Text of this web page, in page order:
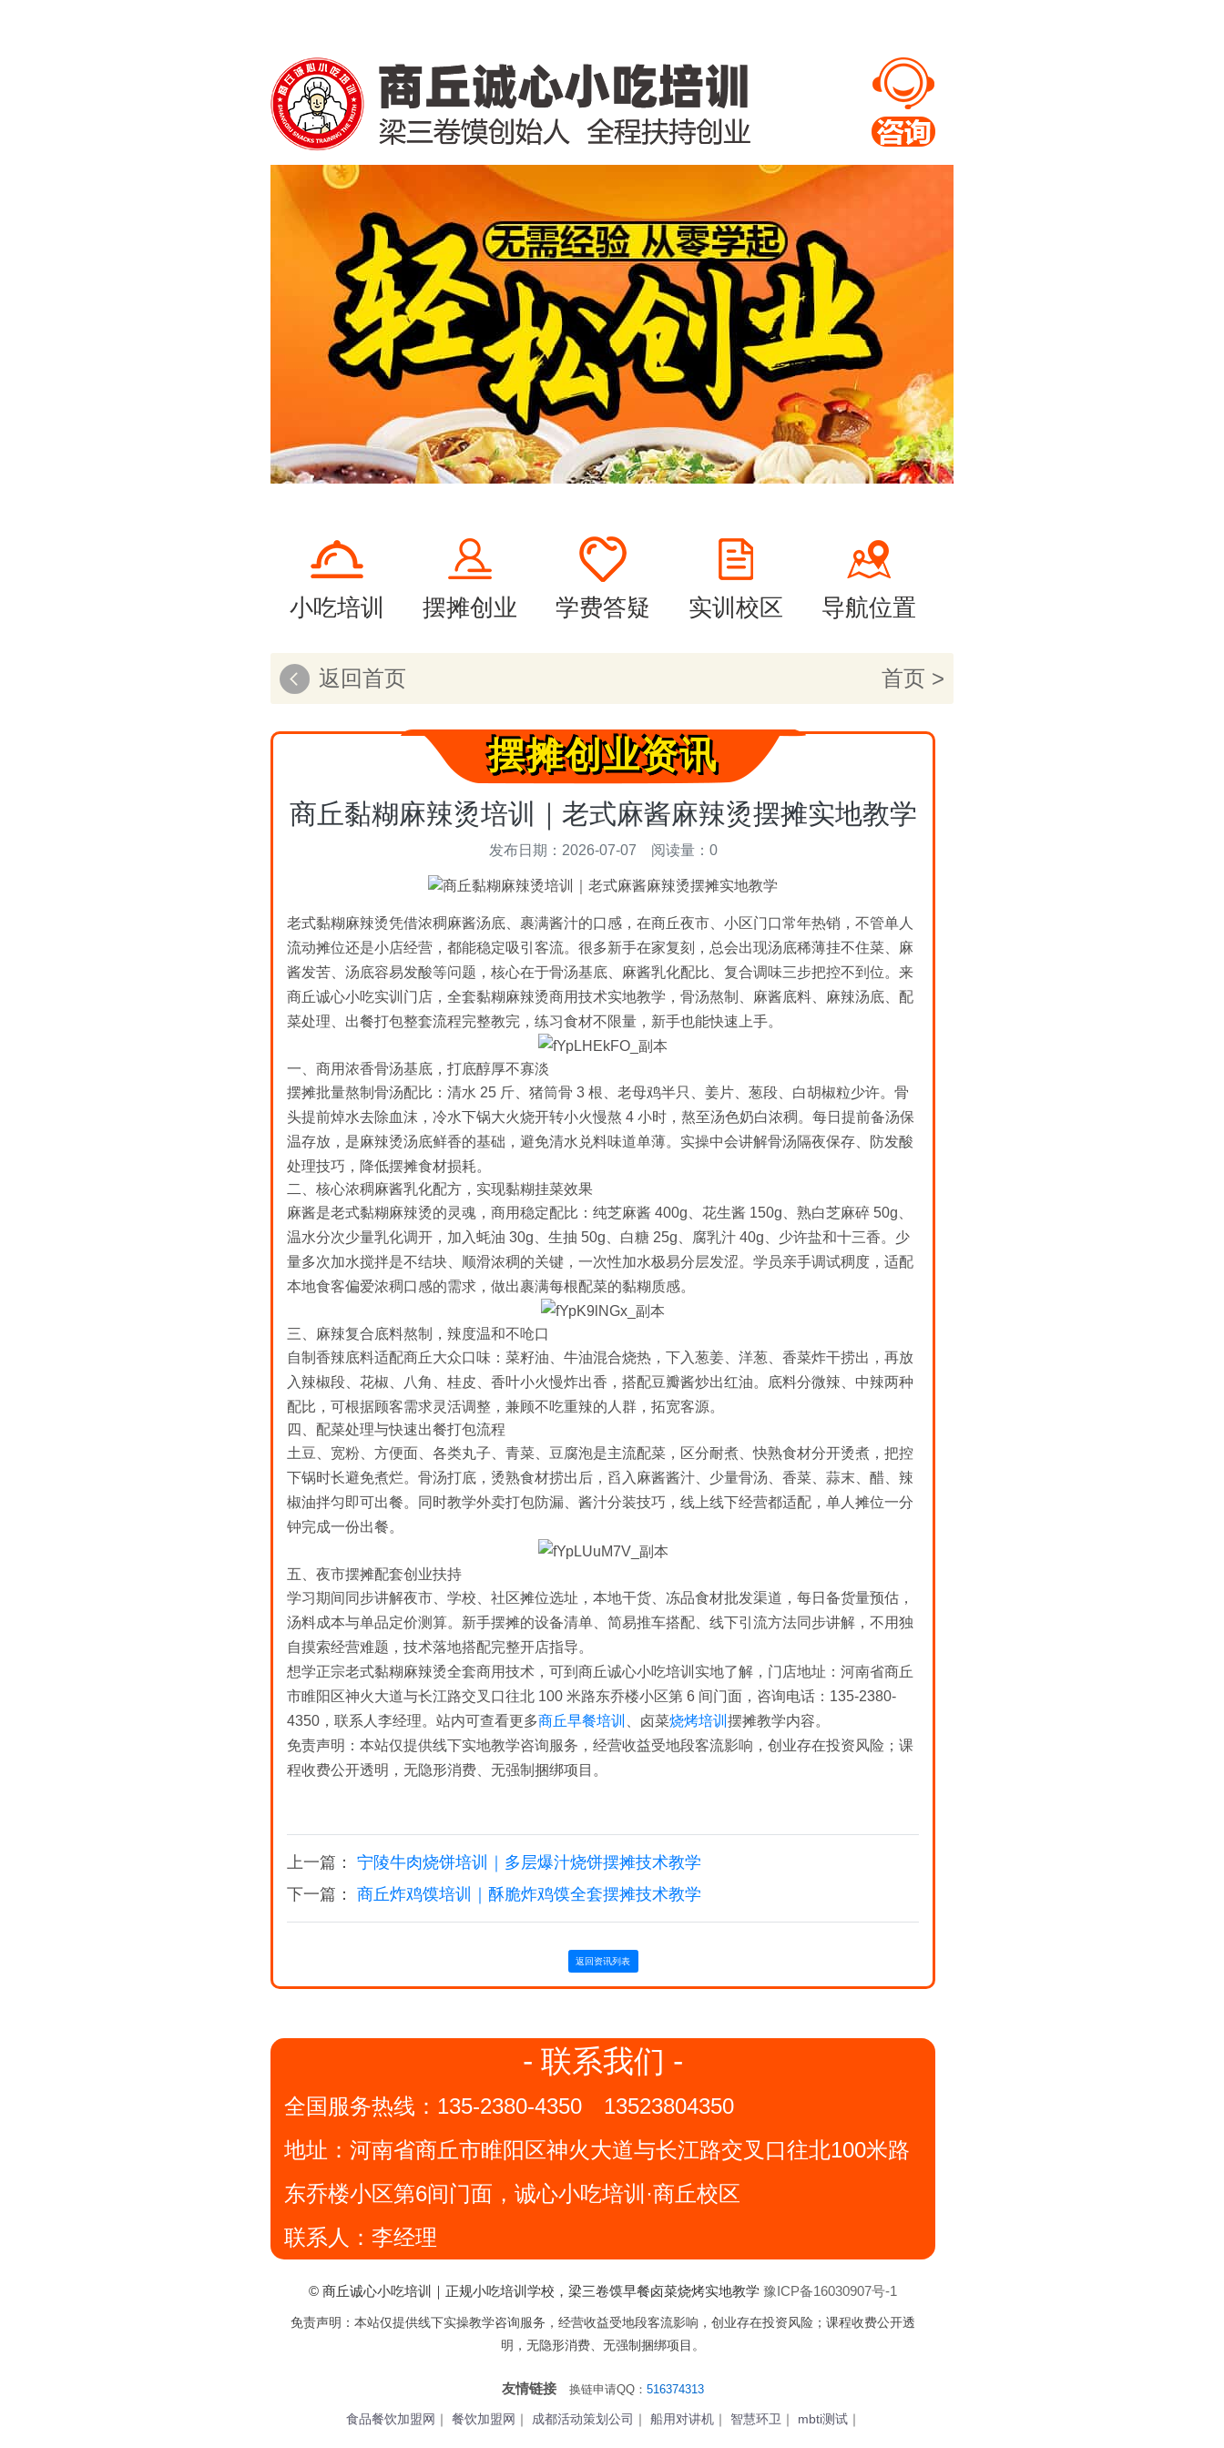
小吃培训 摆摊创业 学费答疑 实训校区 导航位置
返回首页 首页 >
摆摊创业资讯
商丘黏糊麻辣烫培训｜老式麻酱麻辣烫摆摊实地教学
发布日期：2026-07-07 阅读量：0
老式黏糊麻辣烫凭借浓稠麻酱汤底、裹满酱汁的口感，在商丘夜市、小区门口常年热销，不管单人
流动摊位还是小店经营，都能稳定吸引客流。很多新手在家复刻，总会出现汤底稀薄挂不住菜、麻
酱发苦、汤底容易发酸等问题，核心在于骨汤基底、麻酱乳化配比、复合调味三步把控不到位。来
商丘诚心小吃实训门店，全套黏糊麻辣烫商用技术实地教学，骨汤熬制、麻酱底料、麻辣汤底、配
菜处理、出餐打包整套流程完整教完，练习食材不限量，新手也能快速上手。
一、商用浓香骨汤基底，打底醇厚不寡淡
摆摊批量熬制骨汤配比：清水 25 斤、猪筒骨 3 根、老母鸡半只、姜片、葱段、白胡椒粒少许。骨
头提前焯水去除血沫，冷水下锅大火烧开转小火慢熬 4 小时，熬至汤色奶白浓稠。每日提前备汤保
温存放，是麻辣烫汤底鲜香的基础，避免清水兑料味道单薄。实操中会讲解骨汤隔夜保存、防发酸
处理技巧，降低摆摊食材损耗。
二、核心浓稠麻酱乳化配方，实现黏糊挂菜效果
麻酱是老式黏糊麻辣烫的灵魂，商用稳定配比：纯芝麻酱 400g、花生酱 150g、熟白芝麻碎 50g、
温水分次少量乳化调开，加入蚝油 30g、生抽 50g、白糖 25g、腐乳汁 40g、少许盐和十三香。少
量多次加水搅拌是不结块、顺滑浓稠的关键，一次性加水极易分层发涩。学员亲手调试稠度，适配
本地食客偏爱浓稠口感的需求，做出裹满每根配菜的黏糊质感。
三、麻辣复合底料熬制，辣度温和不呛口
自制香辣底料适配商丘大众口味：菜籽油、牛油混合烧热，下入葱姜、洋葱、香菜炸干捞出，再放
入辣椒段、花椒、八角、桂皮、香叶小火慢炸出香，搭配豆瓣酱炒出红油。底料分微辣、中辣两种
配比，可根据顾客需求灵活调整，兼顾不吃重辣的人群，拓宽客源。
四、配菜处理与快速出餐打包流程
土豆、宽粉、方便面、各类丸子、青菜、豆腐泡是主流配菜，区分耐煮、快熟食材分开烫煮，把控
下锅时长避免煮烂。骨汤打底，烫熟食材捞出后，舀入麻酱酱汁、少量骨汤、香菜、蒜末、醋、辣
椒油拌匀即可出餐。同时教学外卖打包防漏、酱汁分装技巧，线上线下经营都适配，单人摊位一分
钟完成一份出餐。
五、夜市摆摊配套创业扶持
学习期间同步讲解夜市、学校、社区摊位选址，本地干货、冻品食材批发渠道，每日备货量预估，
汤料成本与单品定价测算。新手摆摊的设备清单、简易推车搭配、线下引流方法同步讲解，不用独
自摸索经营难题，技术落地搭配完整开店指导。
想学正宗老式黏糊麻辣烫全套商用技术，可到商丘诚心小吃培训实地了解，门店地址：河南省商丘
市睢阳区神火大道与长江路交叉口往北 100 米路东乔楼小区第 6 间门面，咨询电话：135-2380-
4350，联系人李经理。站内可查看更多商丘早餐培训 、卤菜烧烤培训 摆摊教学内容。
免责声明：本站仅提供线下实地教学咨询服务，经营收益受地段客流影响，创业存在投资风险；课
程收费公开透明，无隐形消费、无强制捆绑项目。
上一篇： 宁陵牛肉烧饼培训｜多层爆汁烧饼摆摊技术教学
下一篇： 商丘炸鸡馍培训｜酥脆炸鸡馍全套摆摊技术教学
返回资讯列表
- 联系我们 -
全国服务热线： 135-2380-4350
13523804350
地址： 河南省商丘市睢阳区神火大道与长江路交叉口往北100米路
东乔楼小区第6间门面，诚心小吃培训·商丘校区
联系人：李经理
© 商丘诚心小吃培训｜正规小吃培训学校，梁三卷馍早餐卤菜烧烤实地教学 豫ICP备16030907号-1
免责声明：本站仅提供线下实操教学咨询服务，经营收益受地段客流影响，创业存在投资风险；课程收费公开透
明，无隐形消费、无强制捆绑项目。
友情链接 换链申请QQ： 516374313
食品餐饮加盟网 ｜ 餐饮加盟网 ｜ 成都活动策划公司 ｜ 船用对讲机｜ 智慧环卫 ｜ mbti测试｜